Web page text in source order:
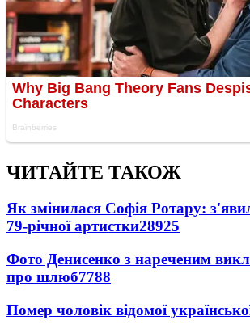
ЧИТАЙТЕ ТАКОЖ
Як змінилася Софія Ротару:
79-річної артистки28925
Фото Денисенко з нареченим
про шлюб7788
Помер чоловік відомої